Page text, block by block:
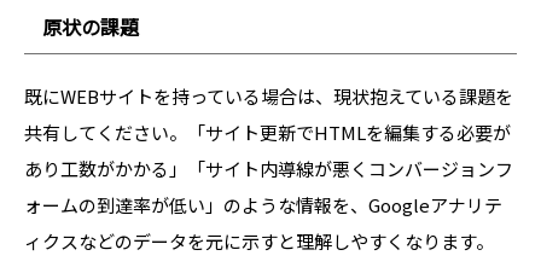
原状の課題
既にWEBサイトを持っている場合は、現状抱えている課題を
共有してください。「サイト更新でHTMLを編集する必要が
あり工数がかかる」「サイト内導線が悪くコンバージョンフ
ォームの到達率が低い」のような情報を、Googleアナリテ
ィクスなどのデータを元に示すと理解しやすくなります。